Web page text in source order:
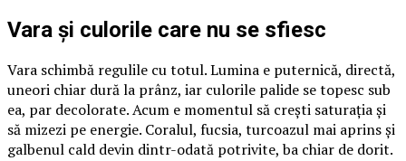
Vara și culorile care nu se sfiesc
Vara schimbă regulile cu totul. Lumina e puternică, directă,
uneori chiar dură la prânz, iar culorile palide se topesc sub
ea, par decolorate. Acum e momentul să crești saturația și
să mizezi pe energie. Coralul, fucsia, turcoazul mai aprins și
galbenul cald devin dintr-odată potrivite, ba chiar de dorit.